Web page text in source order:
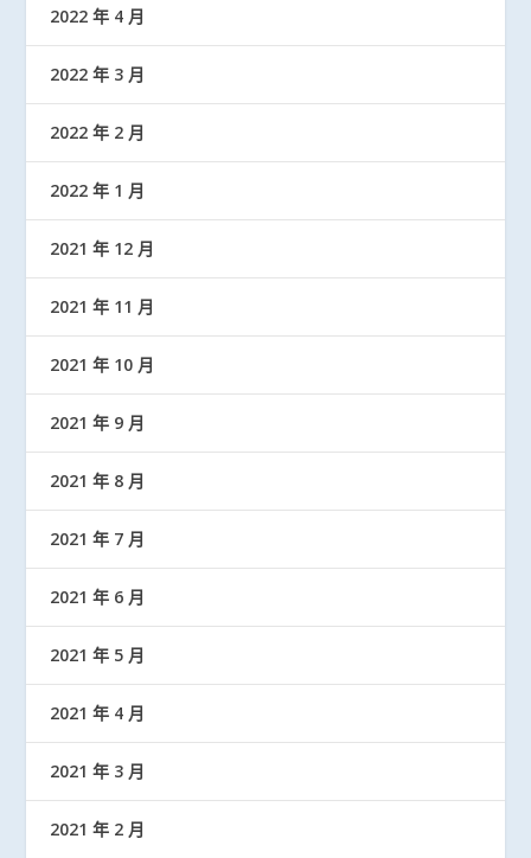
2022 年 4 月
2022 年 3 月
2022 年 2 月
2022 年 1 月
2021 年 12 月
2021 年 11 月
2021 年 10 月
2021 年 9 月
2021 年 8 月
2021 年 7 月
2021 年 6 月
2021 年 5 月
2021 年 4 月
2021 年 3 月
2021 年 2 月